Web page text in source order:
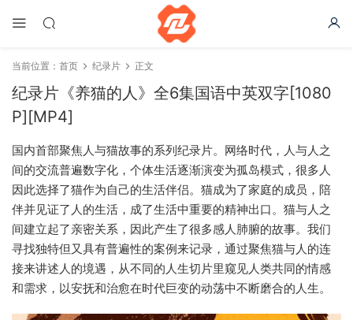
当前位置： 首页 纪录片 正文
纪录片《养猫的人》全6集国语中英双字[1080
P][MP4]
国内首部聚焦人与猫故事的系列纪录片。网络时代，人与人之
间的交流普遍数字化，个体生活逐渐演变为孤岛模式，很多人
因此选择了猫作为自己的生活伴侣。猫成为了家庭的成员，陪
伴并见证了人的生活，成了生活中重要的精神出口。猫与人之
间建立起了亲密关系，因此产生了很多感人肺腑的故事。我们
寻找独特但又具有普遍性的案例来记录，通过聚焦猫与人的连
接来讲述人的境遇，从不同的人生切片里窥见人类共同的情感
和需求，以安抚和治愈在时代巨变的动荡中不断磨合的人生。